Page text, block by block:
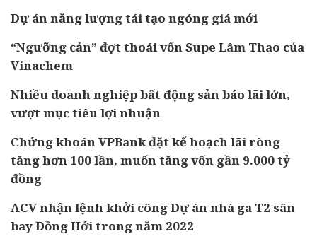
Dự án năng lượng tái tạo ngóng giá mới
“Ngưỡng cản” đợt thoái vốn Supe Lâm Thao của
Vinachem
Nhiều doanh nghiệp bất động sản báo lãi lớn,
vượt mục tiêu lợi nhuận
Chứng khoán VPBank đặt kế hoạch lãi ròng
tăng hơn 100 lần, muốn tăng vốn gần 9.000 tỷ
đồng
ACV nhận lệnh khởi công Dự án nhà ga T2 sân
bay Đồng Hới trong năm 2022